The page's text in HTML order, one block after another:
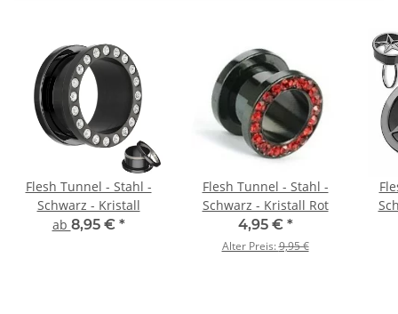
Flesh Tunnel - Stahl -
Schwarz - Kristall
ab 8,95 € *
Flesh Tunnel - Stahl -
Schwarz - Kristall Rot
4,95 € *
Alter Preis:9,95 €